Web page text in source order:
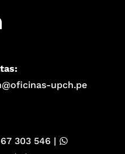
upch.pe
303 546 |